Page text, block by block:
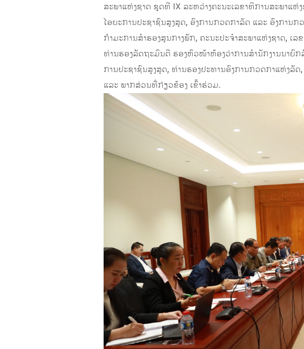
ສະພາແຫ່ງຊາດ ຊຸດທີ IX ລະຫວ່າງຄະນະເລຂາທິການສະພາແ
ໄອຍະການປະຊາຊົນສູງສຸດ, ອົງການກວດກາລັດ ແລະ ອົງການ
ກຳມະການສຳຮອງສຸນກາງພັກ, ຄະນະປະຈໍາສະພາແຫ່ງຊາດ, ເ
ທ່ານຮອງລັດຖະມົນຕີ ຮອງຫົວໜ້າຫ້ອງວ່າການສໍານັກງານນາຍົ
ການປະຊາຊົນສູງສຸດ, ທ່ານຮອງປະທານອົງການກວດກາແຫ່ງ
ແລະ ພາກສ່ວນທີ່ກ່ຽວຂ້ອງ ເຂົ້າຮ່ວມ.